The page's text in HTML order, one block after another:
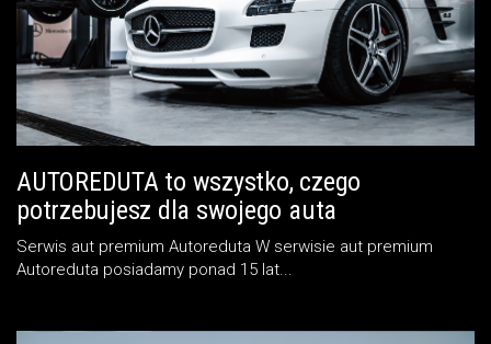
AUTOREDUTA to wszystko, czego
potrzebujesz dla swojego auta
Serwis aut premium Autoreduta W serwisie aut premium
Autoreduta posiadamy ponad 15 lat...